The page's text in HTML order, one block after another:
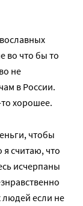
во что бы то
не
в России.
то хорошее.
чтобы
считаю, что
исчерпаны
людей если не